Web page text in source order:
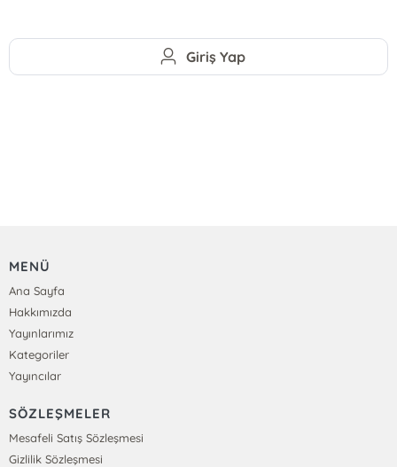
Giriş Yap
MENÜ
Ana Sayfa
Hakkımızda
Yayınlarımız
Kategoriler
Yayıncılar
SÖZLEŞMELER
Mesafeli Satış Sözleşmesi
Gizlilik Sözleşmesi